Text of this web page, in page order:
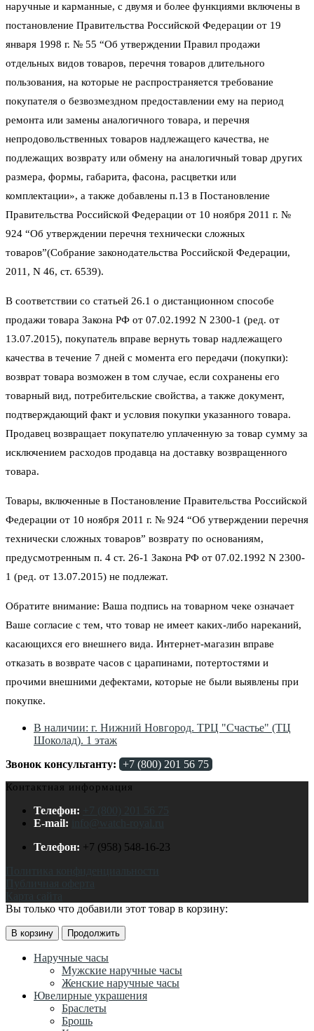
наручные и карманные, с двумя и более функциями включены в
постановление Правительства Российской Федерации от 19
января 1998 г. № 55 “Об утверждении Правил продажи
отдельных видов товаров, перечня товаров длительного
пользования, на которые не распространяется требование
покупателя о безвозмездном предоставлении ему на период
ремонта или замены аналогичного товара, и перечня
непродовольственных товаров надлежащего качества, не
подлежащих возврату или обмену на аналогичный товар других
размера, формы, габарита, фасона, расцветки или
комплектации», а также добавлены п.13 в Постановление
Правительства Российской Федерации от 10 ноября 2011 г. №
924 “Об утверждении перечня технически сложных
товаров”(Собрание законодательства Российской Федерации,
2011, N 46, ст. 6539).
В соответствии со статьей 26.1 о дистанционном способе
продажи товара Закона РФ от 07.02.1992 N 2300-1 (ред. от
13.07.2015), покупатель вправе вернуть товар надлежащего
качества в течение 7 дней с момента его передачи (покупки):
возврат товара возможен в том случае, если сохранены его
товарный вид, потребительские свойства, а также документ,
подтверждающий факт и условия покупки указанного товара.
Продавец возвращает покупателю уплаченную за товар сумму за
исключением расходов продавца на доставку возвращенного
товара.
Товары, включенные в Постановление Правительства Российской
Федерации от 10 ноября 2011 г. № 924 “Об утверждении перечня
технически сложных товаров” возврату по основаниям,
предусмотренным п. 4 ст. 26-1 Закона РФ от 07.02.1992 N 2300-
1 (ред. от 13.07.2015) не подлежат.
Обратите внимание: Ваша подпись на товарном чеке означает
Ваше согласие с тем, что товар не имеет каких-либо нареканий,
касающихся его внешнего вида. Интернет-магазин вправе
отказать в возврате часов с царапинами, потертостями и
прочими внешними дефектами, которые не были выявлены при
покупке.
В наличии: г. Нижний Новгород. ТРЦ "Счастье" (ТЦ
Шоколад). 1 этаж
Звонок консультанту: +7 (800) 201 56 75
Контактная информация
Телефон:
+7 (800) 201 56 75
E-mail:
Телефон: +7 (958) 548-16-23
Карта сайта
Вы только что добавили этот товар в корзину:
В корзину Продолжить
Наручные часы
Мужские наручные часы
Женские наручные часы
Ювелирные украшения
Браслеты
Брошь